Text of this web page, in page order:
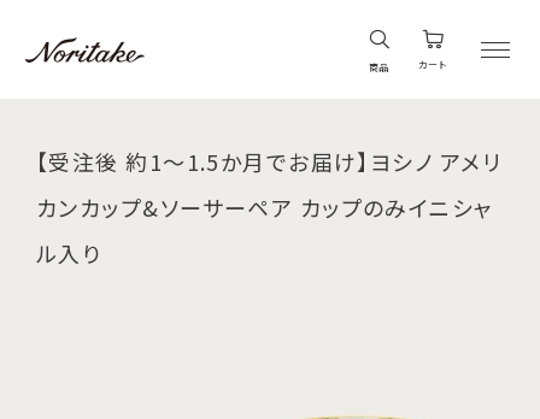
商品 カート
【受注後 約1～1.5か月でお届け】ヨシノ アメリ
カンカップ&ソーサーペア カップのみイニシャ
ル入り